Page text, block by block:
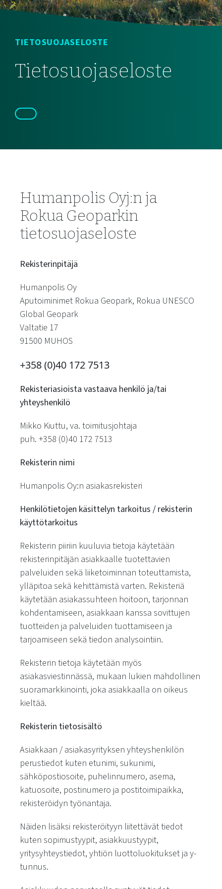
TIETOSUOJASELOSTE
Tietosuojaseloste
Humanpolis Oyj:n ja
Rokua Geoparkin
tietosuojaseloste
Rekisterinpitäjä
Humanpolis Oy
Aputoiminimet Rokua Geopark, Rokua UNESCO
Global Geopark
Valtatie 17
91500 MUHOS
+358 (0)40 172 7513
Rekisteriasioista vastaava henkilö ja/tai
yhteyshenkilö
Mikko Kiuttu, va. toimitusjohtaja
puh. +358 (0)40 172 7513
Rekisterin nimi
Humanpolis Oy:n asiakasrekisteri
Henkilötietojen käsittelyn tarkoitus / rekisterin
käyttötarkoitus
Rekisterin piiriin kuuluvia tietoja käytetään
rekisterinpitäjän asiakkaalle tuotettavien
palveluiden sekä liiketoiminnan toteuttamista,
ylläpitoa sekä kehittämistä varten. Rekisteriä
käytetään asiakassuhteen hoitoon, tarjonnan
kohdentamiseen, asiakkaan kanssa sovittujen
tuotteiden ja palveluiden tuottamiseen ja
tarjoamiseen sekä tiedon analysointiin.
Rekisterin tietoja käytetään myös
asiakasviestinnässä, mukaan lukien mahdollinen
suoramarkkinointi, joka asiakkaalla on oikeus
kieltää.
Rekisterin tietosisältö
Asiakkaan / asiakasyrityksen yhteyshenkilön
perustiedot kuten etunimi, sukunimi,
sähköpostiosoite, puhelinnumero, asema,
katuosoite, postinumero ja postitoimipaikka,
rekisteröidyn työnantaja.
Näiden lisäksi rekisteröityyn liitettävät tiedot
kuten sopimustyypit, asiakkuustyypit,
yritysyhteystiedot, yhtiön luottoluokitukset ja y-
tunnus.